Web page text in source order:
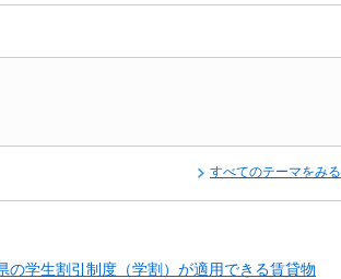
すべてのテーマをみる
の学生割引制度（学割）が適用できる賃貸物